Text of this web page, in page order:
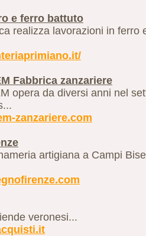
e ferro battuto
realizza lavorazioni in
Fabbrica zanzariere
opera da diversi anni nel
zanzariere.com
artigiana a Campi
veronesi...